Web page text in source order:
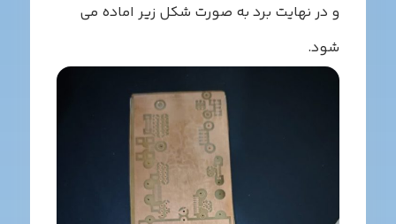
در نهایت برد به صورت شکل زیر اماده می